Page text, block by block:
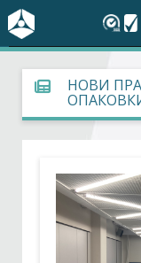
За БСК
На фокус
Социален диалог
НОВИ